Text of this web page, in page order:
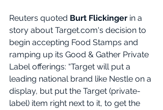
Reuters quoted Burt Flickinger in a
story about Target.com's decision to
begin accepting Food Stamps and
ramping up its Good & Gather Private
Label offerings: “Target will put a
leading national brand like Nestle on a
display, but put the Target (private-
label) item right next to it, to get the